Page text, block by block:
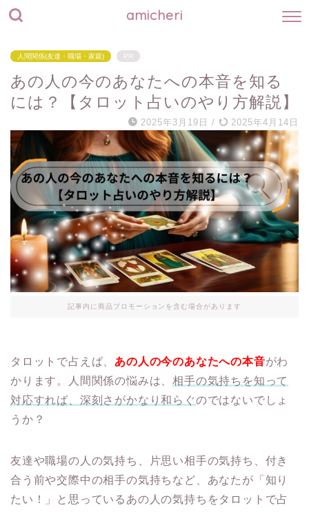
amicheri
人間関係(友達・職場・家庭) PR
あの人の今のあなたへの本音を知る
には？【タロット占いのやり方解説】
2025年3月19日 / 2025年4月14日
記事内に商品プロモーションを含む場合があります
タロットで占えば、 あの人の今のあなたへの本音がわ
かります。人間関係の悩みは、相手の気持ちを知って
対応すれば、深刻さがかなり和らぐのではないでしょ
うか？
友達や職場の人の気持ち、片思い相手の気持ち、付き
合う前や交際中の相手の気持ちなど、あなたが「知り
たい！」と思っているあの人の気持ちをタロットで占